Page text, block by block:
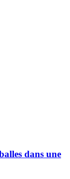
dans une